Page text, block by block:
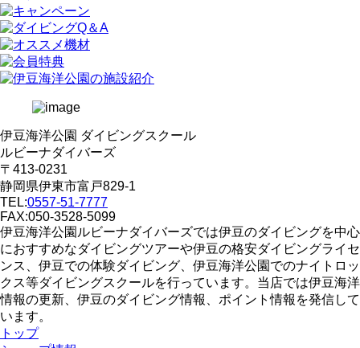
伊豆海洋公園 ダイビングスクール
ルビーナダイバーズ
〒413-0231
静岡県伊東市富戸829-1
TEL:0557-51-7777
FAX:050-3528-5099
伊豆海洋公園ルビーナダイバーズでは伊豆のダイビングを中心
におすすめなダイビングツアーや伊豆の格安ダイビングライセ
ンス、伊豆での体験ダイビング、伊豆海洋公園でのナイトロッ
クス等ダイビングスクールを行っています。当店では伊豆海洋
情報の更新、伊豆のダイビング情報、ポイント情報を発信して
います。
トップ